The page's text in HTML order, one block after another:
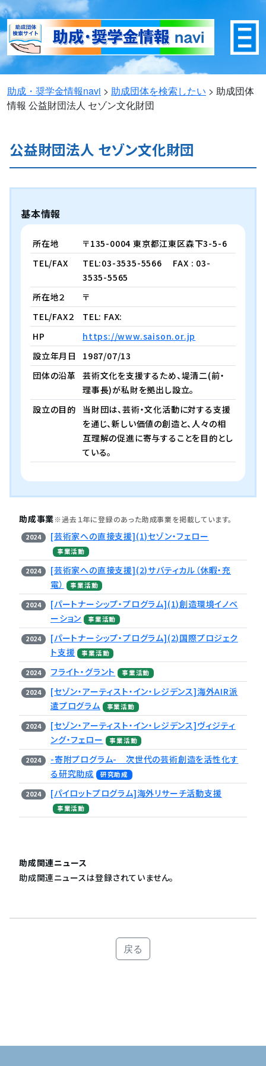
助成・奨学金情報navi > 助成団体を検索したい > 助成団体
情報 公益財団法人 セゾン文化財団
公益財団法人 セゾン文化財団
基本情報
所在地
〒135-0004 東京都江東区森下3-5-6
TEL/FAX
TEL:03-3535-5566
FAX : 03-
3535-5565
所在地２
〒
TEL/FAX２
TEL: FAX:
HP
https://www.saison.or.jp
設立年月日
1987/07/13
団体の沿革
芸術文化を支援するため、堤清二(前・
理事長)が私財を拠出し設立。
設立の目的
当財団は、芸術・文化活動に対する支援
を通じ、新しい価値の創造と、人々の相
互理解の促進に寄与することを目的とし
ている。
助成事業※過去１年に登録のあった助成事業を掲載しています。
2024 [芸術家への直接支援](1)セゾン・フェロー
事業活動
2024
[芸術家への直接支援](2)サバティカル（休暇・充
電）
事業活動
2024
[パートナーシップ・プログラム](1)創造環境イノベ
ーション
事業活動
2024
[パートナーシップ・プログラム](2)国際プロジェク
ト支援
事業活動
2024 フライト・グラント 事業活動
2024
[セゾン・アーティスト・イン・レジデンス]海外AIR派
遣プログラム
事業活動
2024
[セゾン・アーティスト・イン・レジデンス]ヴィジティ
ング・フェロー
事業活動
2024
-寄附プログラム- 次世代の芸術創造を活性化す
る研究助成
研究助成
2024 [パイロットプログラム]海外リサーチ活動支援
事業活動
助成関連ニュース
助成関連ニュースは登録されていません。
戻る